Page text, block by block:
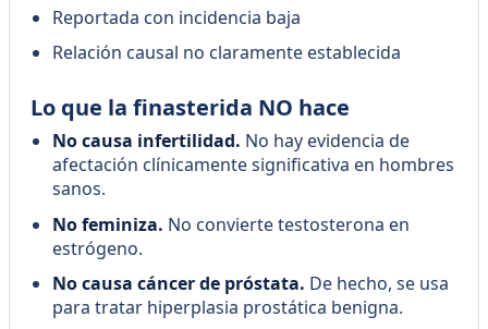
Reportada con incidencia baja
Relación causal no claramente establecida
Lo que la finasterida NO hace
No causa infertilidad. No hay evidencia de
afectación clínicamente significativa en hombres
sanos.
No feminiza. No convierte testosterona en
estrógeno.
No causa cáncer de próstata. De hecho, se usa
para tratar hiperplasia prostática benigna.